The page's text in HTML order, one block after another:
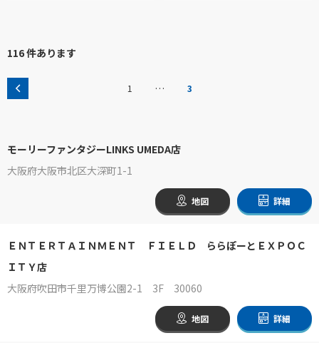
116 件あります
1 … 3
モーリーファンタジーLINKS UMEDA店
大阪府大阪市北区大深町1-1
地図 詳細
ＥＮＴＥＲＴＡＩＮＭＥＮＴ ＦＩＥＬＤ ららぽーとＥＸＰＯＣ
ＩＴＹ店
大阪府吹田市千里万博公園2-1 3F 30060
地図 詳細